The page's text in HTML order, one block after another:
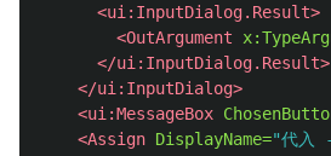
<ui:InputDialog.Result>
<OutArgument
</ui:InputDialog.Result>
</ui:InputDialog>
<ui:MessageBox
<Assign DisplayName="代入